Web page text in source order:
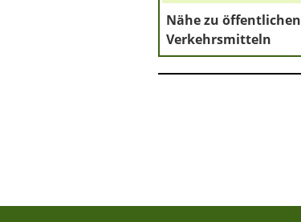
Nähe zu öffentlichen
Verkehrsmitteln